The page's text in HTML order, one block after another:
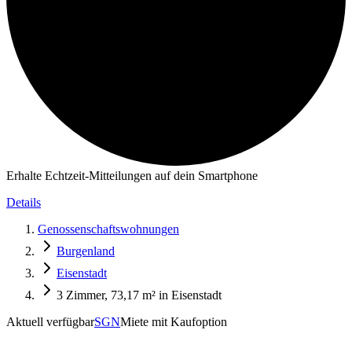
Erhalte Echtzeit-Mitteilungen auf dein Smartphone
Details
Genossenschaftswohnungen
Burgenland
Eisenstadt
3 Zimmer, 73,17 m² in Eisenstadt
Aktuell verfügbarSGNMiete mit Kaufoption